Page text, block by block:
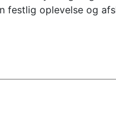
oplevelse og